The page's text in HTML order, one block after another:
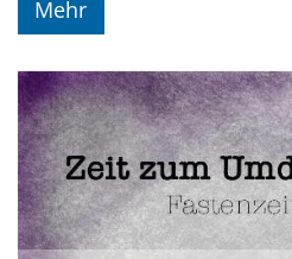
Mehr